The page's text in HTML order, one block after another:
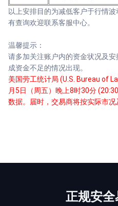
以上安排目的为减低客户于行情
有查询欢迎联系客服中心。
温馨提示：
请多加关注账户内的资金状况及
成资金不足的情况出现。
美国劳工统计局 (U.S. Bureau of
月5日（周五）晚上8时30分
数据。届时，交易商将按实际市况
正规安全